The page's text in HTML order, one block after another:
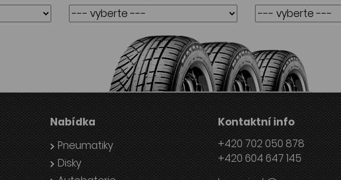
Nabídka
Pneumatiky
Disky
Kontaktní info
+420 702 050 878
+420 604 647 145